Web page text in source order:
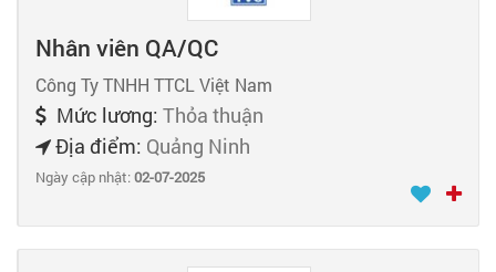
Nhân viên QA/QC
Công Ty TNHH TTCL Việt Nam
Mức lương: Thỏa thuận
Địa điểm: Quảng Ninh
Ngày cập nhật:02-07-2025